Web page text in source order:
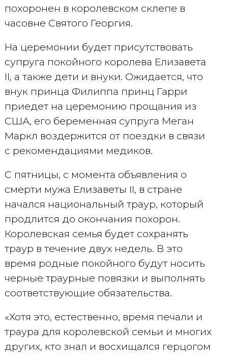
похоронен в королевском склепе в
часовне Святого Георгия.
На церемонии будет присутствовать
супруга покойного королева Елизавета
II, а также дети и внуки. Ожидается, что
внук принца Филиппа принц Гарри
приедет на церемонию прощания из
США, его беременная супруга Меган
Маркл воздержится от поездки в связи
с рекомендациями медиков.
С пятницы, с момента объявления о
смерти мужа Елизаветы II, в стране
начался национальный траур, который
продлится до окончания похорон.
Королевская семья будет сохранять
траур в течение двух недель. В это
время родные покойного будут носить
черные траурные повязки и выполнять
соответствующие обязательства.
«Хотя это, естественно, время печали и
траура для королевской семьи и многих
других, кто знал и восхищался герцогом